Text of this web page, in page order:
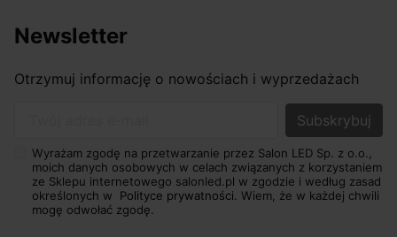
Newsletter
Otrzymuj informację o nowościach i wyprzedażach
Wyrażam zgodę na przetwarzanie przez Salon LED Sp. z o.o.,
moich danych osobowych w celach związanych z korzystaniem
ze Sklepu internetowego salonled.pl w zgodzie i według zasad
określonych w Polityce prywatności. Wiem, że w każdej chwili
mogę odwołać zgodę.